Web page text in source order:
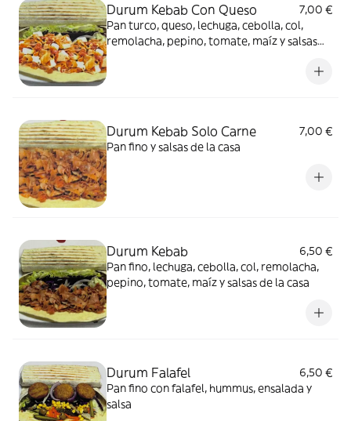
Durum Kebab Con Queso
7,00 €
Pan turco, queso, lechuga, cebolla, col,
remolacha, pepino, tomate, maíz y salsas
Durum Kebab Solo Carne
7,00 €
Pan fino y salsas de la casa
Durum Kebab
6,50 €
Pan fino, lechuga, cebolla, col, remolacha,
pepino, tomate, maíz y salsas de la casa
Durum Falafel
6,50 €
Pan fino con falafel, hummus, ensalada y
salsa